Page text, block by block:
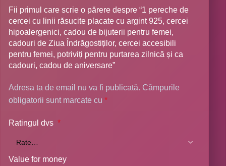
Fii primul care scrie o părere despre “1 pereche de
cercei cu linii răsucite placate cu argint 925, cercei
hipoalergenici, cadou de bijuterii pentru femei,
cadouri de Ziua Îndrăgostiților, cercei accesibili
pentru femei, potriviți pentru purtarea zilnică și ca
cadouri, cadou de aniversare”
Adresa ta de email nu va fi publicată. Câmpurile
obligatorii sunt marcate cu*
Ratingul dvs*
Value for money